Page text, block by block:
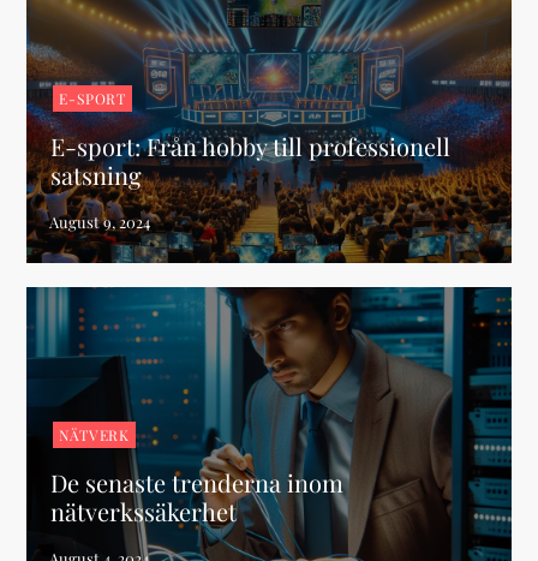
E-SPORT
E-sport: Från hobby till professionell
satsning
NÄTVERK
De senaste trenderna inom
nätverkssäkerhet